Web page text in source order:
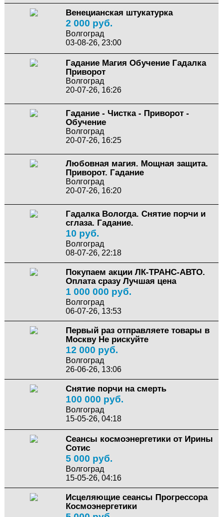
Венецианская штукатурка
2 000 руб.
Волгоград
03-08-26, 23:00
Гадание Магия Обучение Гадалка
Приворот
Волгоград
20-07-26, 16:26
Гадание - Чистка - Приворот -
Обучение
Волгоград
20-07-26, 16:25
Любовная магия. Мощная защита.
Приворот. Гадание
Волгоград
20-07-26, 16:20
Гадалка Вологда. Снятие порчи и
сглаза. Гадание.
10 руб.
Волгоград
08-07-26, 22:18
Покупаем акции ЛК-ТРАНС-АВТО.
Оплата сразу Лучшая цена
1 000 000 руб.
Волгоград
06-07-26, 13:53
Первый раз отправляете товары в
Москву Не рискуйте
12 000 руб.
Волгоград
26-06-26, 13:06
Снятие порчи на смерть
100 000 руб.
Волгоград
15-05-26, 04:18
Сеансы космоэнергетики от Ирины
Сотис
5 000 руб.
Волгоград
15-05-26, 04:16
Исцеляющие сеансы Прогрессора
Космоэнергетики